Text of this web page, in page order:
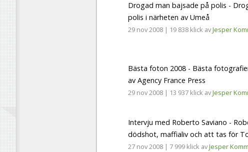
Drogad man bajsade på polis -
polis i närheten av Umeå
29 nov 2008 | 19 838 klick avJesper
Bästa foton 2008 - Bästa
av Agency France Press
29 nov 2008 | 13 937 klick avJesper
Intervju med Roberto Saviano -
dödshot, maffialiv och att tas för
27 nov 2008 | 7 999 klick avJesper